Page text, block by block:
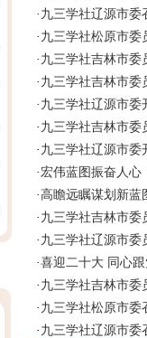
· 九三学社辽源市委
· 九三学社松原市委
· 九三学社吉林市委
· 九三学社吉林市委
· 九三学社辽源市委
· 九三学社吉林市委
· 九三学社辽源市委
·宏伟蓝图振奋人心
·高瞻远瞩谋划新蓝
· 九三学社吉林市委
· 九三学社辽源市委
·喜迎二十大 同心
· 九三学社吉林市委
· 九三学社松原市委
· 九三学社辽源市委